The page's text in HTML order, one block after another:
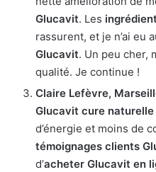
Glucavit. Les
rassurent, et je n’ai eu
Glucavit. Un peu cher,
qualité. Je continue !
Claire Lefèvre,
Glucavit cure naturelle
d’énergie et moins de
témoignages clients
d’acheter Glucavit en